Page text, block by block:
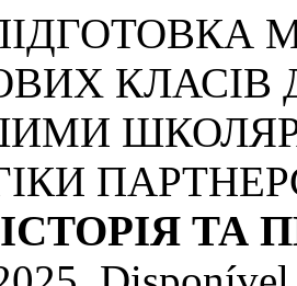
КЛАСІВ
ІСТОРІЯ ТА